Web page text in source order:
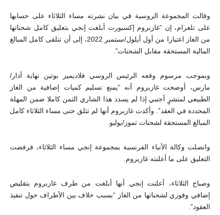
وقالت المجموعة الروسية في بيان نشرته مساء الثلاثاء على حسابها
على تلغرام، إن “غازبروم إكسبورت أبلغت إنجي بتعليق كامل شحناتها
من الغاز اعتبارا من أول أيلول/سبتمبر 2022، إلى أن تتلقى كامل المبالغ
المالية المستحقة مقابل الشحنات”.
وبموجب مرسوم وقعه الرئيس الروسي فلاديمير بوتين نهاية آذار/
مارس، أوضحت غازبروم أنه “يمنع تسليم كميات إضافية من الغاز
الطبيعي لمتشرٍ أجنبي إذا لم يسدد هذا الشاري الثمن كاملا ضمن المهلة
المحددة في العقد”. وأكدت غازبروم أنها لم تتلق حتى مساء الثلاثاء كامل
المبالغ المستحقة لشحنات تموز/يوليو.
واتصلت وكالة الأنباء الفرنسية بمجموعة إنجي مساء الثلاثاء، فرفضت
التعليق على ما أعلنته غازبروم.
وصباح الثلاثاء، أعلنت إنجي أنها أبلغت من طرف غازبروم بتقليص
إضافي وفوري لشحناتها من الغاز “بسبب خلاف بين الأطراف حول تنفيذ
العقود”.